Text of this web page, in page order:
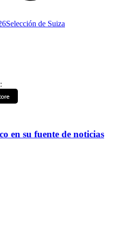
Selección de Suiza
:
en su fuente de noticias